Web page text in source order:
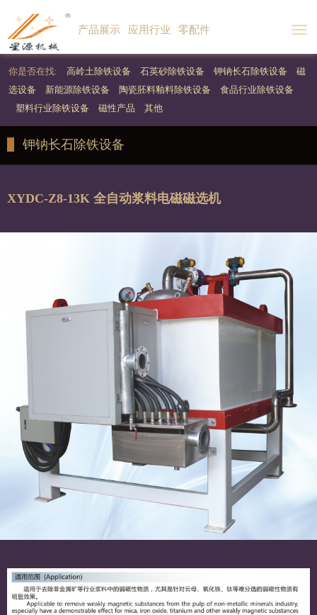
产品展示 应用行业 零配件
你是否在找: 高岭土除铁设备 石英砂除铁设备 钾钠长石除铁设备
磁
选设备
新能源除铁设备 陶瓷胚料釉料除铁设备
食品行业除铁设备
塑料行业除铁设备
磁性产品 其他
钾钠长石除铁设备
XYDC-Z8-13K 全自动浆料电磁磁选机